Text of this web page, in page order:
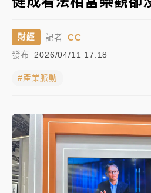
白海豚逼近！北市水門只出不
油價持續凍漲！ 中油宣布下周
有片｜ 白海豚暴風圈逼近！新
連根拔起
中颱白海豚風雨來了！中部以
響最劇烈
財經 記者 CC
發布 2026/04/11 17:18
#產業脈動